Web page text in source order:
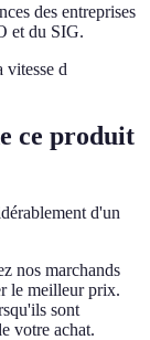
des entreprises
et du SIG.
vitesse d
ce produit
d'un
nos marchands
le meilleur prix.
sont
votre achat.